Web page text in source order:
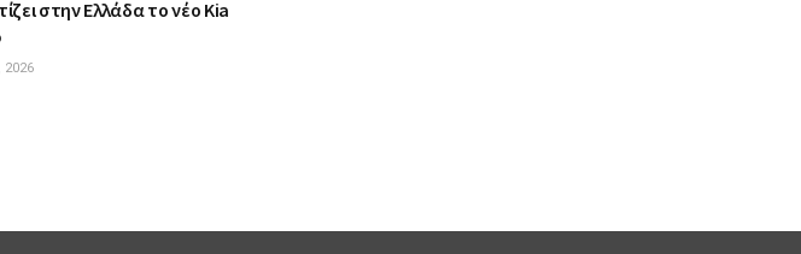
στην Ελλάδα το νέο Kia